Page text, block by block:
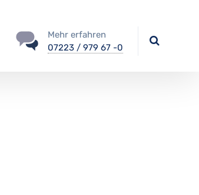
Mehr erfahren
07223 / 979 67 -0